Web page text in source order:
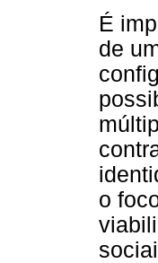
É
de
o